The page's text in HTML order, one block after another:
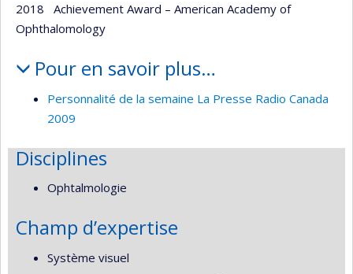
2018 Achievement Award – American Academy of
Ophthalomology
Pour en savoir plus…
Personnalité de la semaine La Presse Radio Canada
2009
Disciplines
Ophtalmologie
Champ d’expertise
Système visuel